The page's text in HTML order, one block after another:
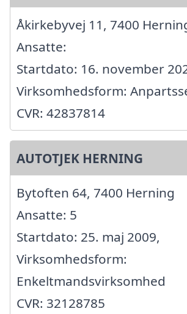
Åkirkebyvej 11, 7400
Ansatte:
Startdato: 16. november
Virksomhedsform:
CVR: 42837814
AUTOTJEK HERNING
Bytoften 64, 7400 Herning
Ansatte: 5
Startdato: 25. maj 2009,
Virksomhedsform:
Enkeltmandsvirksomhed
CVR: 32128785